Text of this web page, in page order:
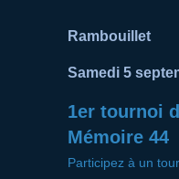
Rambouillet
Samedi 5
1er tournoi
Mémoire 44
Participez à un